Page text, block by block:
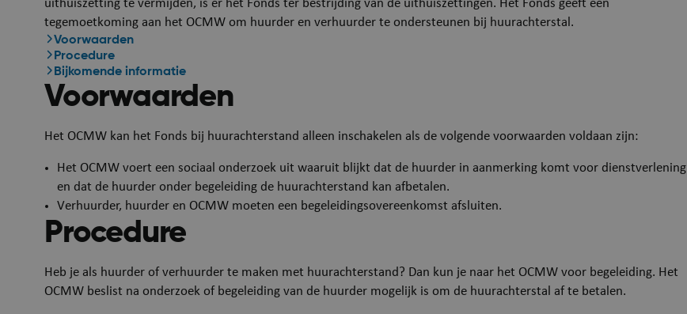
uithuiszetting te vermijden, is er het Fonds ter bestrijding van de uithuiszettingen. Het Fonds geeft een
tegemoetkoming aan het OCMW om huurder en verhuurder te ondersteunen bij huurachterstal.
Voorwaarden
Procedure
Bijkomende informatie
Voorwaarden
Het OCMW kan het Fonds bij huurachterstand alleen inschakelen als de volgende voorwaarden voldaan zijn:
Het OCMW voert een sociaal onderzoek uit waaruit blijkt dat de huurder in aanmerking komt voor dienstverlening
en dat de huurder onder begeleiding de huurachterstand kan afbetalen.
Verhuurder, huurder en OCMW moeten een begeleidingsovereenkomst afsluiten.
Procedure
Heb je als huurder of verhuurder te maken met huurachterstand? Dan kun je naar het OCMW voor begeleiding. Het
OCMW beslist na onderzoek of begeleiding van de huurder mogelijk is om de huurachterstal af te betalen.